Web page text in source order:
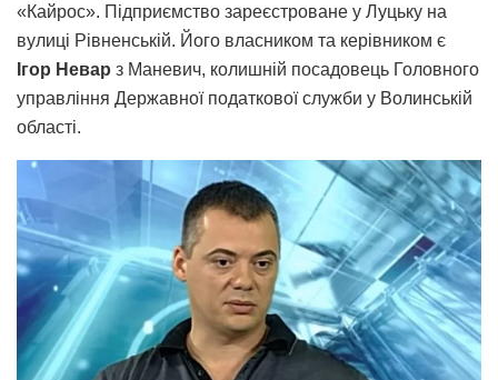
«Кайрос». Підприємство зареєстроване у Луцьку на
вулиці Рівненській. Його власником та керівником є
Ігор Невар з Маневич, колишній посадовець Головного
управління Державної податкової служби у Волинській
області.